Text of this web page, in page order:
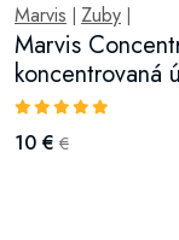
Marvis Zuby
Marvis
koncentrovaná
10 € €